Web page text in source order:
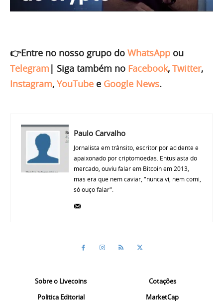
👉Entre no nosso grupo do WhatsApp ou
Telegram | Siga também no Facebook, Twitter,
Instagram, YouTube e Google News.
Paulo Carvalho
Jornalista em trânsito, escritor por acidente e
apaixonado por criptomoedas. Entusiasta do
mercado, ouviu falar em Bitcoin em 2013,
mas era que nem caviar, "nunca vi, nem comi,
só ouço falar".
Sobre o Livecoins
Politica Editorial
Cotações
MarketCap